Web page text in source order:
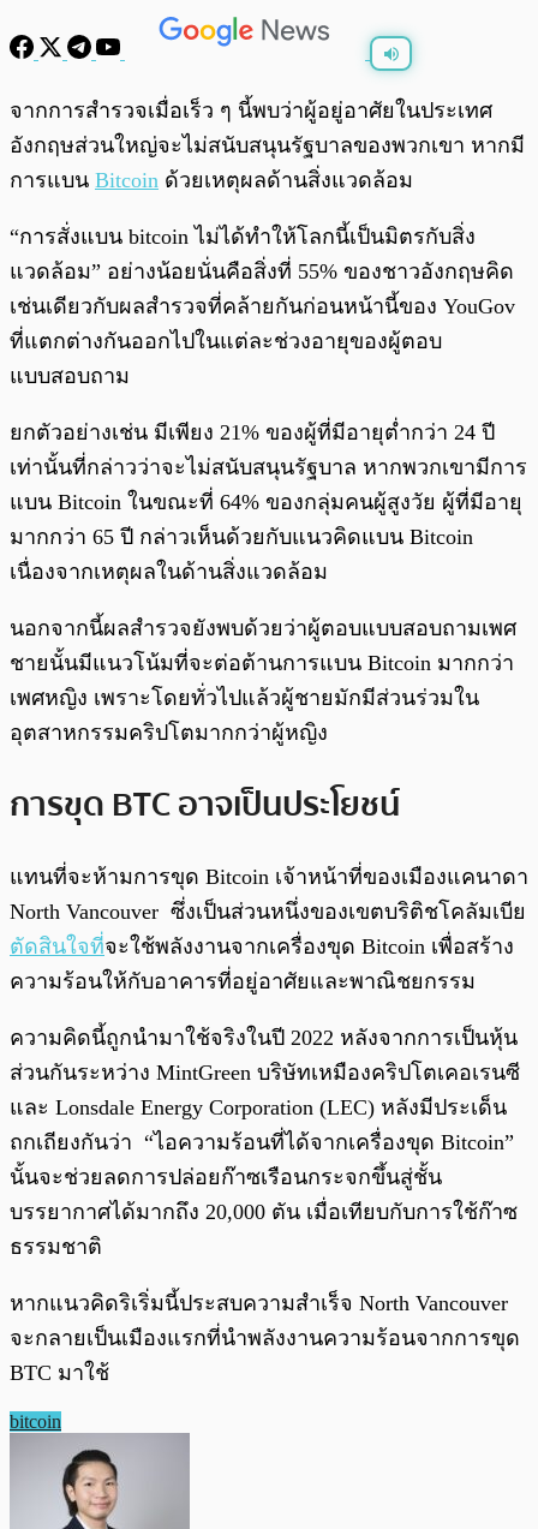
พร้อมเล่น
จากการสำรวจเมื่อเร็ว ๆ นี้พบว่าผู้อยู่อาศัยในประเทศ
อังกฤษส่วนใหญ่จะไม่สนับสนุนรัฐบาลของพวกเขา หากมี
การแบน Bitcoin ด้วยเหตุผลด้านสิ่งแวดล้อม
“การสั่งแบน bitcoin ไม่ได้ทำให้โลกนี้เป็นมิตรกับสิ่ง
แวดล้อม” อย่างน้อยนั่นคือสิ่งที่ 55% ของชาวอังกฤษคิด
เช่นเดียวกับผลสำรวจที่คล้ายกันก่อนหน้านี้ของ YouGov
ที่แตกต่างกันออกไปในแต่ละช่วงอายุของผู้ตอบ
แบบสอบถาม
ยกตัวอย่างเช่น มีเพียง 21% ของผู้ที่มีอายุต่ำกว่า 24 ปี
เท่านั้นที่กล่าวว่าจะไม่สนับสนุนรัฐบาล หากพวกเขามีการ
แบน Bitcoin ในขณะที่ 64% ของกลุ่มคนผู้สูงวัย ผู้ที่มีอายุ
มากกว่า 65 ปี กล่าวเห็นด้วยกับแนวคิดแบน Bitcoin
เนื่องจากเหตุผลในด้านสิ่งแวดล้อม
นอกจากนี้ผลสำรวจยังพบด้วยว่าผู้ตอบแบบสอบถามเพศ
ชายนั้นมีแนวโน้มที่จะต่อต้านการแบน Bitcoin มากกว่า
เพศหญิง เพราะโดยทั่วไปแล้วผู้ชายมักมีส่วนร่วมใน
อุตสาหกรรมคริปโตมากกว่าผู้หญิง
การขุด BTC อาจเป็นประโยชน์
แทนที่จะห้ามการขุด Bitcoin เจ้าหน้าที่ของเมืองแคนาดา
North Vancouver ซึ่งเป็นส่วนหนึ่งของเขตบริติชโคลัมเบีย
ตัดสินใจที่จะใช้พลังงานจากเครื่องขุด Bitcoin เพื่อสร้าง
ความร้อนให้กับอาคารที่อยู่อาศัยและพาณิชยกรรม
ความคิดนี้ถูกนำมาใช้จริงในปี 2022 หลังจากการเป็นหุ้น
ส่วนกันระหว่าง MintGreen บริษัทเหมืองคริปโตเคอเรนซี
และ Lonsdale Energy Corporation (LEC) หลังมีประเด็น
ถกเถียงกันว่า “ไอความร้อนที่ได้จากเครื่องขุด Bitcoin”
นั้นจะช่วยลดการปล่อยก๊าซเรือนกระจกขึ้นสู่ชั้น
บรรยากาศได้มากถึง 20,000 ตัน เมื่อเทียบกับการใช้ก๊าซ
ธรรมชาติ
หากแนวคิดริเริ่มนี้ประสบความสำเร็จ North Vancouver
จะกลายเป็นเมืองแรกที่นำพลังงานความร้อนจากการขุด
BTC มาใช้
bitcoin